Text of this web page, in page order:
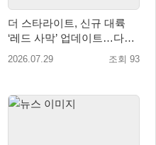
더 스타라이트, 신규 대륙
‘레드 사막’ 업데이트…다섯
번째 대륙 개방
2026.07.29 조회 93